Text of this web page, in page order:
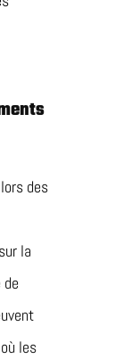
des
la
les